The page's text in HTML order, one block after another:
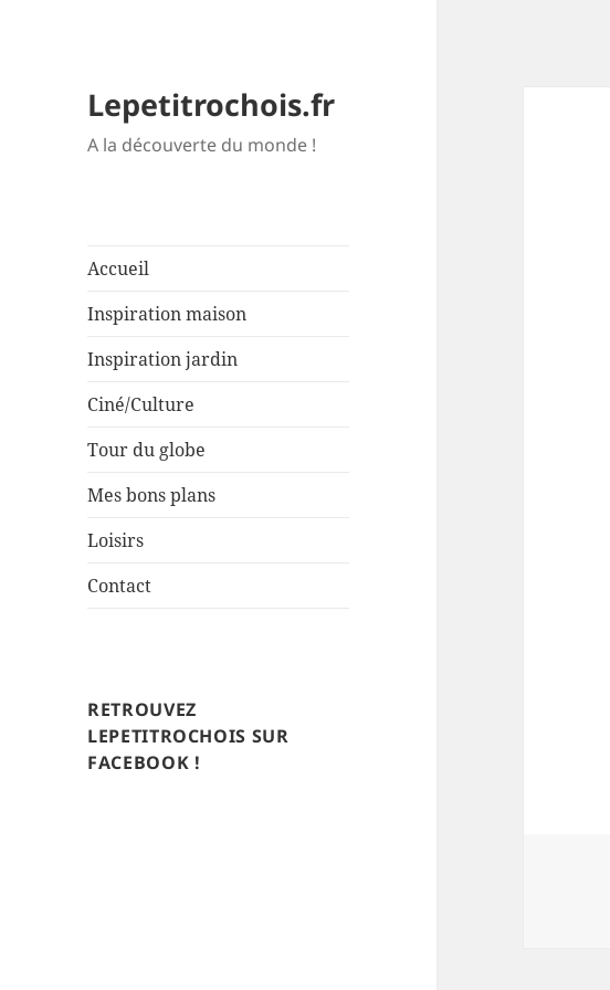
Lepetitrochois.fr
A la découverte du monde !
Accueil
Inspiration maison
Inspiration jardin
Ciné/Culture
Tour du globe
Mes bons plans
Loisirs
Contact
RETROUVEZ
LEPETITROCHOIS SUR
FACEBOOK !